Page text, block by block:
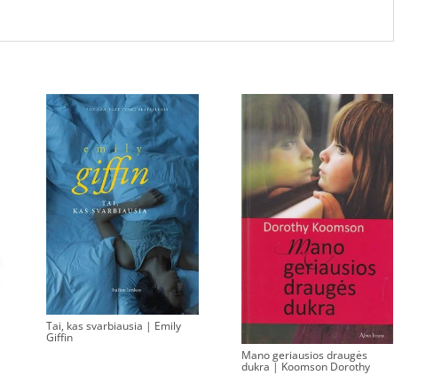
Tai, kas svarbiausia | Emily
Giffin
Mano geriausios draugės
dukra | Koomson Dorothy